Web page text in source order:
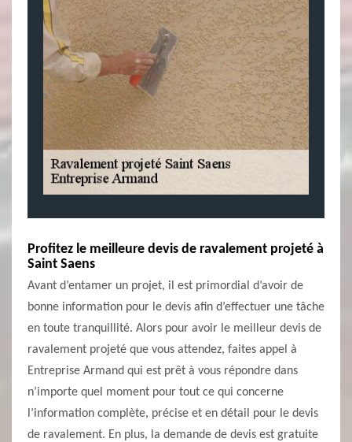
Profitez le meilleure devis de ravalement projeté à
Saint Saens
Avant d’entamer un projet, il est primordial d’avoir de
bonne information pour le devis afin d’effectuer une tâche
en toute tranquillité. Alors pour avoir le meilleur devis de
ravalement projeté que vous attendez, faites appel à
Entreprise Armand qui est prêt à vous répondre dans
n’importe quel moment pour tout ce qui concerne
l’information complète, précise et en détail pour le devis
de ravalement. En plus, la demande de devis est gratuite